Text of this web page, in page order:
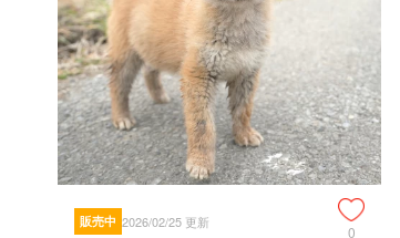
販売中 2026/02/25 更新
0